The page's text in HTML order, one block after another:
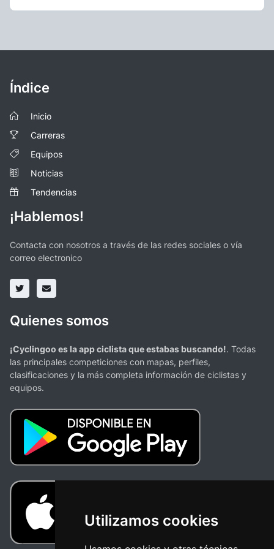
Utilizamos cookies
Índice
Inicio
Carreras
Equipos
Noticias
Tendencias
¡Hablemos!
Contacta con nosotros a través de las redes sociales o vía
correo electronico
Quienes somos
¡Cyclingoo es la app ciclista que estabas buscando!. Todas
las principales competiciones con mapas, perfiles,
clasificaciones y la más completa información de ciclistas y
equipos.